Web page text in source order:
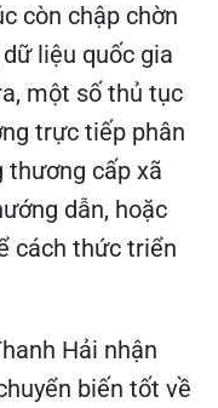
còn chập chờn
liệu quốc gia
một số thủ tục
trực tiếp phân
thương cấp xã
dẫn, hoặc
cách thức triển
Hải nhận
biến tốt về